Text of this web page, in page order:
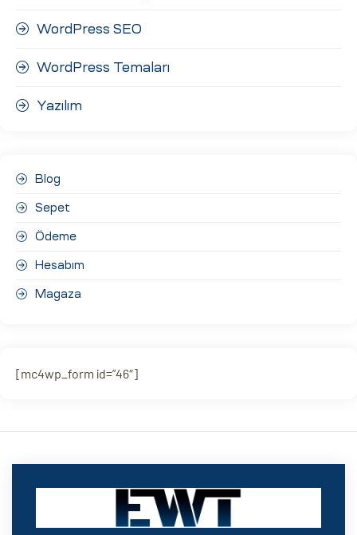
WordPress SEO
WordPress Temaları
Yazılım
Blog
Sepet
Ödeme
Hesabım
Magaza
[mc4wp_form id=”46″]